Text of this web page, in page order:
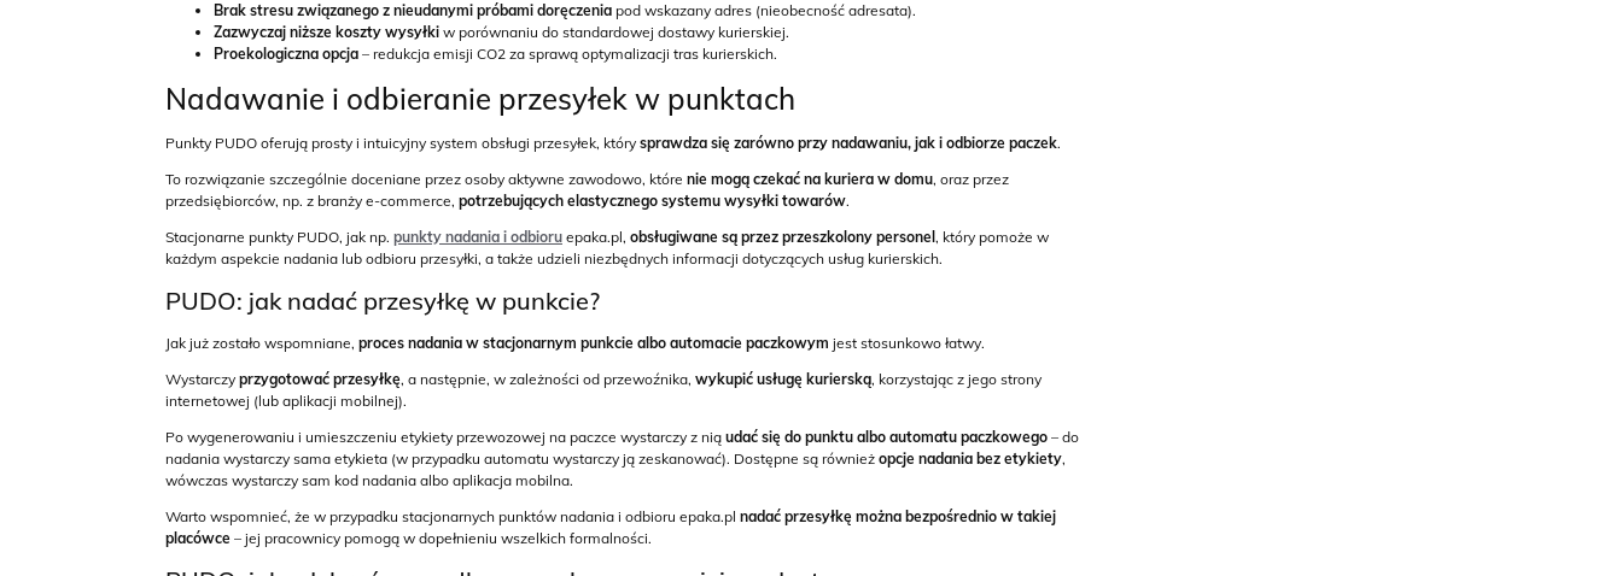
Brak stresu związanego z nieudanymi próbami doręczenia pod wskazany adres (nieobecność adresata).
Zazwyczaj niższe koszty wysyłki w porównaniu do standardowej dostawy kurierskiej.
Proekologiczna opcja – redukcja emisji CO2 za sprawą optymalizacji tras kurierskich.
Nadawanie i odbieranie przesyłek w punktach
Punkty PUDO oferują prosty i intuicyjny system obsługi przesyłek, który sprawdza się zarówno przy nadawaniu, jak i odbiorze paczek.
To rozwiązanie szczególnie doceniane przez osoby aktywne zawodowo, które nie mogą czekać na kuriera w domu, oraz przez
przedsiębiorców, np. z branży e-commerce, potrzebujących elastycznego systemu wysyłki towarów.
Stacjonarne punkty PUDO, jak np. punkty nadania i odbioru epaka.pl, obsługiwane są przez przeszkolony personel , który pomoże w
każdym aspekcie nadania lub odbioru przesyłki, a także udzieli niezbędnych informacji dotyczących usług kurierskich.
PUDO: jak nadać przesyłkę w punkcie?
Jak już zostało wspomniane, proces nadania w stacjonarnym punkcie albo automacie paczkowym jest stosunkowo łatwy.
Wystarczy przygotować przesyłkę, a następnie, w zależności od przewoźnika, wykupić usługę kurierską, korzystając z jego strony
internetowej (lub aplikacji mobilnej).
Po wygenerowaniu i umieszczeniu etykiety przewozowej na paczce wystarczy z nią udać się do punktu albo automatu paczkowego – do
nadania wystarczy sama etykieta (w przypadku automatu wystarczy ją zeskanować). Dostępne są również opcje nadania bez etykiety,
wówczas wystarczy sam kod nadania albo aplikacja mobilna.
Warto wspomnieć, że w przypadku stacjonarnych punktów nadania i odbioru epaka.pl nadać przesyłkę można bezpośrednio w takiej
placówce – jej pracownicy pomogą w dopełnieniu wszelkich formalności.